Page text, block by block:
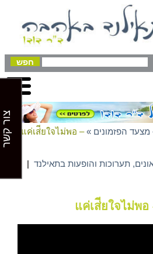
מצעד הפזמונים »
แค่เส่ียใจไม่พอ –
תערוכות והופעות בתאילנד |
แค่เส่ียใจไม่พ
צור קשר